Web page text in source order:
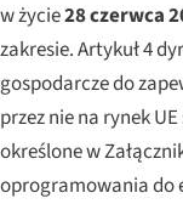
w życie28 czerwca
zakresie. Artykuł 4
gospodarcze do
przez nie na rynek
określone w
oprogramowania do